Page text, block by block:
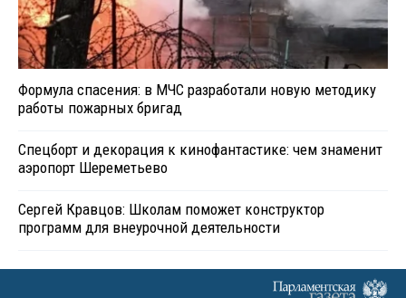
Формула спасения: в МЧС разработали новую методику
работы пожарных бригад
Спецборт и декорация к кинофантастике: чем знаменит
аэропорт Шереметьево
Сергей Кравцов: Школам поможет конструктор
программ для внеурочной деятельности